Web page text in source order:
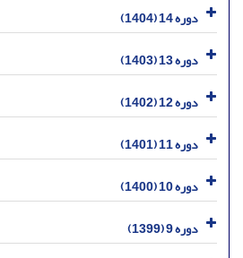
دوره 14 (1404)
دوره 13 (1403)
دوره 12 (1402)
دوره 11 (1401)
دوره 10 (1400)
دوره 9 (1399)